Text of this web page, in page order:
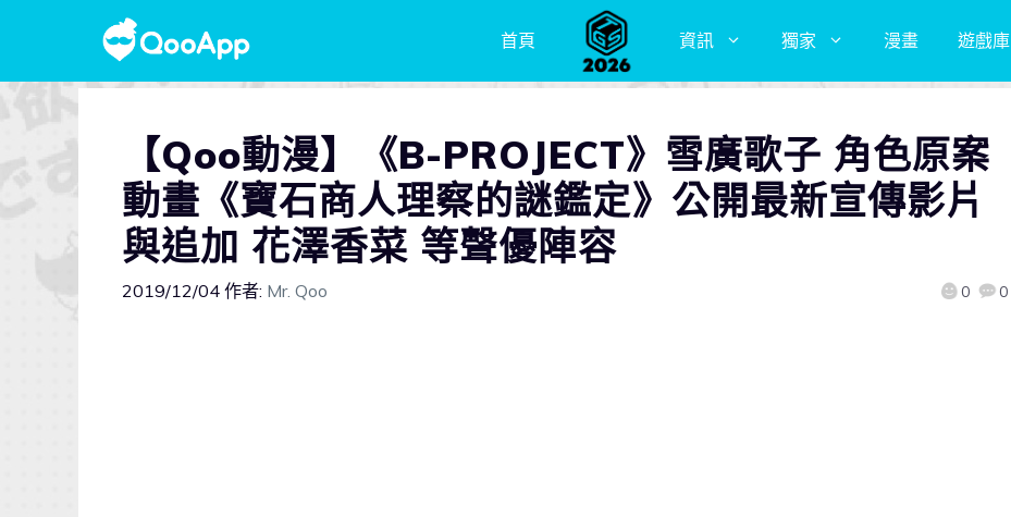
首頁 資訊 獨家 漫畫 遊戲庫
【Qoo動漫】《B-PROJECT》雪廣歌子 角色原案
動畫《寶石商人理察的謎鑑定》公開最新宣傳影片
與追加 花澤香菜 等聲優陣容
2019/12/04 作者: Mr. Qoo 0 0